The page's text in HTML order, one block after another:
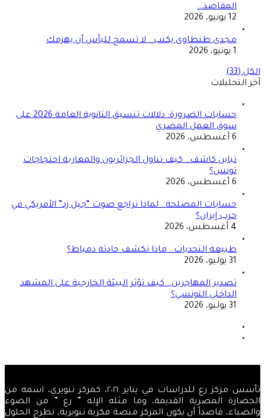
المقاصد…
12 يونيو، 2026
مجدى طنطاوى يكتب.. لا تسمح لليأس أن يهزمك
1 يونيو، 2026
الكل (33)
آخر التحليلات
حسابات الضرورة: دلالات تنسيق الثانوية العامة 2026 على
سوق العمل المصري
6 أغسطس، 2026
تباين كاشف.. كيف تناول الجزائريون والمغاربة احتجاجات
تونس؟
6 أغسطس، 2026
حسابات المصلحة.. لماذا تراجع صوت “جيل زد” الأمريكي في
حرب إيران؟
4 أغسطس، 2026
طبيعة التحديات.. ماذا تكشف حادثة دمياط؟
31 يوليو، 2026
تصدير المهاجرين.. كيف تؤثر البيئة الخارجية على المشهد
الداخلي التونسي؟
31 يوليو، 2026
تأسس مركز رع للدراسات في يناير ٢٠٢١، كمركز تنويري، اسمه من
الحضارة المصرية القديمة، وما مثله الإله ” رع ” من الضوء
والضياء، قاصداً أن يكون المركز منصة فكرية تنويرية، تطرح الحلول